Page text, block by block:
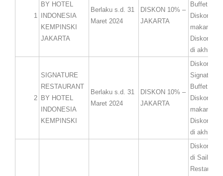
1
BY HOTEL
INDONESIA
KEMPINSKI
JAKARTA
Berlaku s.d. 31
Maret 2024
DISKON 10% –
JAKARTA
Buffet.
Diskon
makanan.
Diskon
di akhir
2
SIGNATURE
RESTAURANT
BY HOTEL
INDONESIA
KEMPINSKI
Berlaku s.d. 31
Maret 2024
DISKON 10% –
JAKARTA
Diskon
Signature
Buffet.
Diskon
makanan.
Diskon
di akhir
Diskon
di